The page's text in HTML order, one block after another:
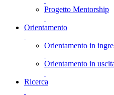
Progetto Mentorship
Orientamento
Orientamento in
Orientamento in
Ricerca